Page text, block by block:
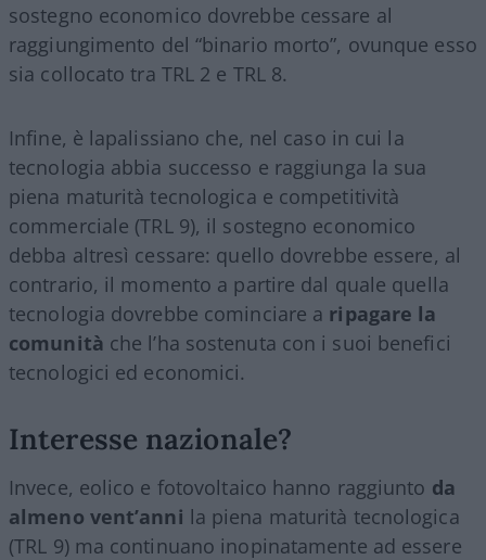
sostegno economico dovrebbe cessare al
raggiungimento del “binario morto”, ovunque esso
sia collocato tra TRL 2 e TRL 8.
Infine, è lapalissiano che, nel caso in cui la
tecnologia abbia successo e raggiunga la sua
piena maturità tecnologica e competitività
commerciale (TRL 9), il sostegno economico
debba altresì cessare: quello dovrebbe essere, al
contrario, il momento a partire dal quale quella
tecnologia dovrebbe cominciare a ripagare la
comunità che l’ha sostenuta con i suoi benefici
tecnologici ed economici.
Interesse nazionale?
Invece, eolico e fotovoltaico hanno raggiunto da
almeno vent’anni la piena maturità tecnologica
(TRL 9) ma continuano inopinatamente ad essere